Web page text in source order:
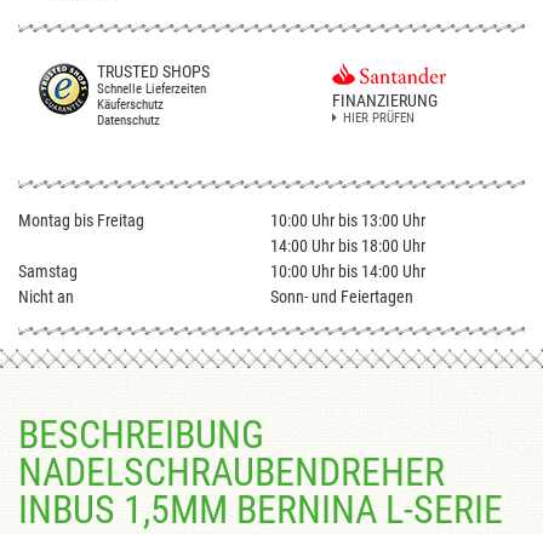
TRUSTED SHOPS
Schnelle Lieferzeiten
Käuferschutz
Datenschutz
FINANZIERUNG
HIER PRÜFEN
Montag bis Freitag
10:00 Uhr bis 13:00 Uhr
14:00 Uhr bis 18:00 Uhr
Samstag
10:00 Uhr bis 14:00 Uhr
Nicht an
Sonn- und Feiertagen
BESCHREIBUNG
NADELSCHRAUBENDREHER
INBUS 1,5MM BERNINA L-SERIE